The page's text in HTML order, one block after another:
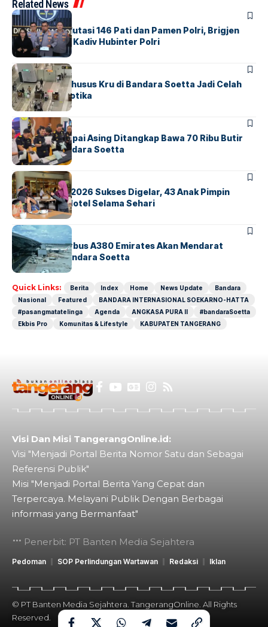
Related News
BERITA
Mabes Polri Mutasi 146 Pati dan Pamen Polri, Brigjen
Untung Jabat Kadiv Hubinter Polri
BANDARABERITA
Ketika Jalur Khusus Kru di Bandara Soetta Jadi Celah
Sindikat Narkotika
BANDARA BERITA
Kopilot Maskapai Asing Ditangkap Bawa 70 Ribu Butir
Ekstasi di Bandara Soetta
BERITAINDEX
GM For A Day 2026 Sukses Digelar, 43 Anak Pimpin
Operasional Hotel Selama Sehari
BANDARA BERITA
8 Agustus, Airbus A380 Emirates Akan Mendarat
Perdana di Bandara Soetta
Quick Links: Berita Index Home News Update
Bandara
Nasional
Featured
BANDARA INTERNASIONAL SOEKARNO-HATTA
#pasangmatatelinga
Agenda ANGKASA PURA II
#bandaraSoetta
Ekbis Pro
Komunitas & Lifestyle KABUPATEN TANGERANG
Visi Dan Misi TangerangOnline.id:
Visi "Menjadi Portal Berita Nomor Satu dan Sebagai
Referensi Publik"
Misi "Menjadi Portal Berita Yang Cepat dan
Terpercaya. Melayani Publik Dengan Berbagai
informasi yang Bermanfaat"
Penerbit: PT Banten Media Sejahtera
Pedoman SOP Perlindungan Wartawan Redaksi Iklan
© PT Banten Media Sejahtera. TangerangOnline. All Rights
Reserved.